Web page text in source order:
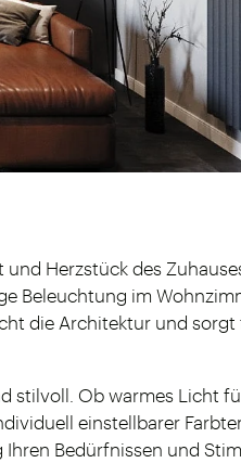
Herzstück des
Beleuchtung im
die Architektur und sorgt
stilvoll. Ob warmes Licht
einstellbarer
Bedürfnissen und